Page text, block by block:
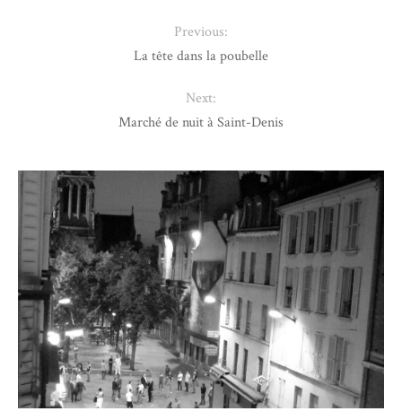
Previous:
La tête dans la poubelle
Next:
Marché de nuit à Saint-Denis